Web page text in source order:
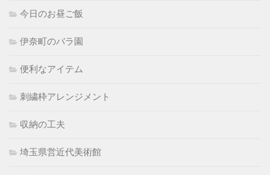
今日のお昼ご飯
伊奈町のバラ園
便利なアイテム
刺繍枠アレンジメント
収納の工夫
埼玉県営近代美術館